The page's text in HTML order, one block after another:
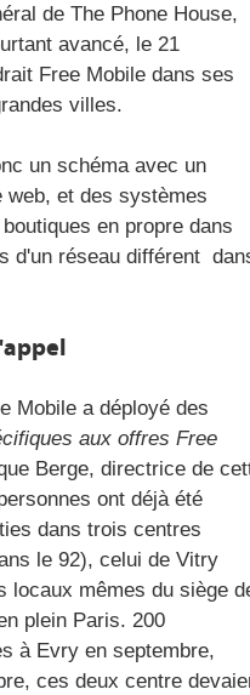
de The Phone House,
avancé, le 21
Free Mobile dans ses
villes.
un schéma avec un
et des systèmes
en propre dans
d'un réseau différent
Mobile a déployé des
aux offres Free
Berge, directrice de
ont déjà été
dans trois centres
le 92), celui de Vitry
locaux mêmes du siège
plein Paris. 200
à Evry en septembre,
ces deux centre